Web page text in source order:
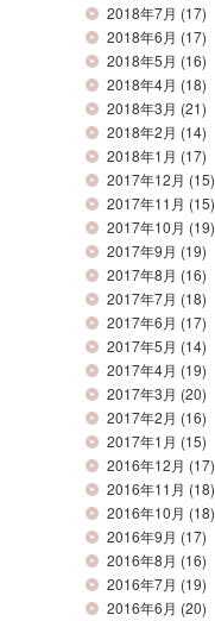
2018年7月 (17)
2018年6月 (17)
2018年5月 (16)
2018年4月 (18)
2018年3月 (21)
2018年2月 (14)
2018年1月 (17)
2017年12月 (15)
2017年11月 (15)
2017年10月 (19)
2017年9月 (19)
2017年8月 (16)
2017年7月 (18)
2017年6月 (17)
2017年5月 (14)
2017年4月 (19)
2017年3月 (20)
2017年2月 (16)
2017年1月 (15)
2016年12月 (17)
2016年11月 (18)
2016年10月 (18)
2016年9月 (17)
2016年8月 (16)
2016年7月 (19)
2016年6月 (20)